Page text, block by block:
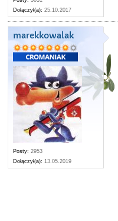
Dołączył(a): 25.10.2017
marekkowalak
Posty: 2953
Dołączył(a): 13.05.2019